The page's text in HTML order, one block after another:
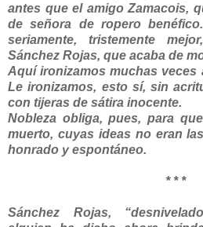
antes que el amigo Zamacois,
de señora de ropero
seriamente, tristemente
Sánchez Rojas, que acaba de
Aquí ironizamos muchas veces
Le ironizamos, esto sí, sin
con tijeras de sátira inocente.
Nobleza obliga, pues, para
muerto, cuyas ideas no eran
honrado y espontáneo.
* * *
Sánchez Rojas,